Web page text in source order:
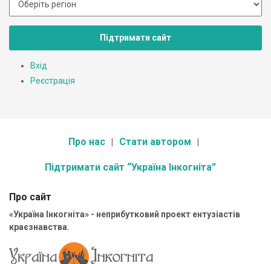
Підтримати сайт
Вхід
Реєстрація
Про нас Стати автором
Підтримати сайт “Україна Інкогніта”
Про сайт
«Україна Інкогніта» - неприбутковий проект ентузіастів
краєзнавства.